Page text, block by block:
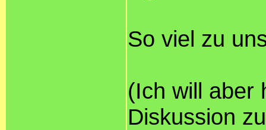
So viel zu
(Ich will aber
Diskussion